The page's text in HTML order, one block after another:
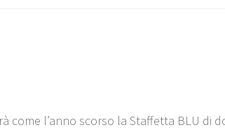
come l’anno scorso la Staffetta BLU di